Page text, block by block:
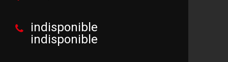
indisponible
indisponible